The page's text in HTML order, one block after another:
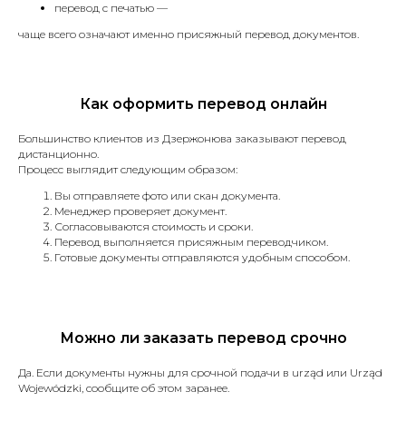
перевод с печатью —
чаще всего означают именно присяжный перевод документов.
Как оформить перевод онлайн
Большинство клиентов из Дзержонюва заказывают перевод
дистанционно.
Процесс выглядит следующим образом:
Вы отправляете фото или скан документа.
Менеджер проверяет документ.
Согласовываются стоимость и сроки.
Перевод выполняется присяжным переводчиком.
Готовые документы отправляются удобным способом.
Можно ли заказать перевод срочно
Да. Если документы нужны для срочной подачи в urząd или Urząd
Wojewódzki, сообщите об этом заранее.
конфиденциальности
Translate service — это
Принимаем заказы онлайн.